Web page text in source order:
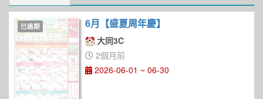
已過期 6月【盛夏周年慶】
大同3C
2個月前
2026-06-01 ~ 06-30
折價卷
線上DM
找菜單
品牌總覽